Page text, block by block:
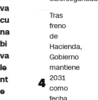
va
cu
na
bi
va
le
nt
e
Tras
freno
de
Hacienda,
Gobierno
mantiene
2031
como